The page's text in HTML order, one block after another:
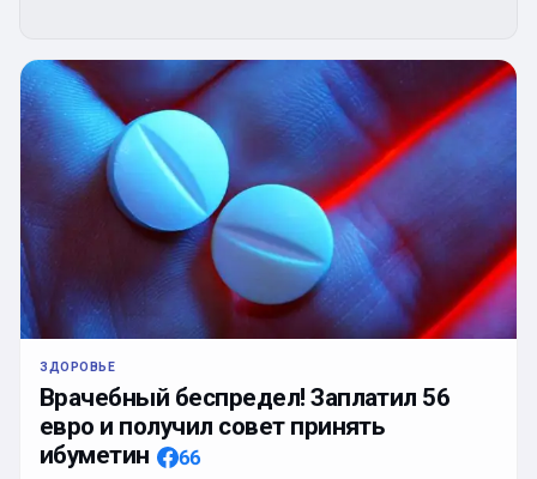
ЗДОРОВЬЕ
Врачебный беспредел! Заплатил 56
евро и получил совет принять
ибуметин
66